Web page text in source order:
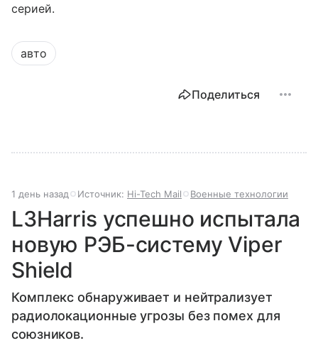
серией.
авто
Поделиться
1 день назад Источник: Hi-Tech Mail Военные технологии
L3Harris успешно испытала
новую РЭБ-систему Viper
Shield
Комплекс обнаруживает и нейтрализует
радиолокационные угрозы без помех для
союзников.